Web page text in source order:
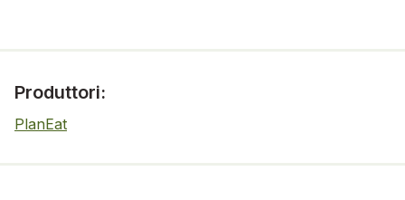
Produttori:
PlanEat